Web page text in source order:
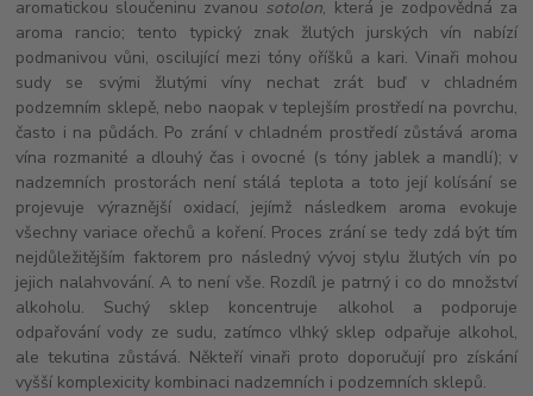
aromatickou sloučeninu zvanou sotolon, která je zodpovědná za
aroma rancio; tento typický znak žlutých jurských vín nabízí
podmanivou vůni, oscilující mezi tóny oříšků a kari. Vinaři mohou
sudy se svými žlutými víny nechat zrát buď v chladném
podzemním sklepě, nebo naopak v teplejším prostředí na povrchu,
často i na půdách. Po zrání v chladném prostředí zůstává aroma
vína rozmanité a dlouhý čas i ovocné (s tóny jablek a mandlí); v
nadzemních prostorách není stálá teplota a toto její kolísání se
projevuje výraznější oxidací, jejímž následkem aroma evokuje
všechny variace ořechů a koření. Proces zrání se tedy zdá být tím
nejdůležitějším faktorem pro následný vývoj stylu žlutých vín po
jejich nalahvování. A to není vše. Rozdíl je patrný i co do množství
alkoholu. Suchý sklep koncentruje alkohol a podporuje
odpařování vody ze sudu, zatímco vlhký sklep odpařuje alkohol,
ale tekutina zůstává. Někteří vinaři proto doporučují pro získání
vyšší komplexicity kombinaci nadzemních i podzemních sklepů.